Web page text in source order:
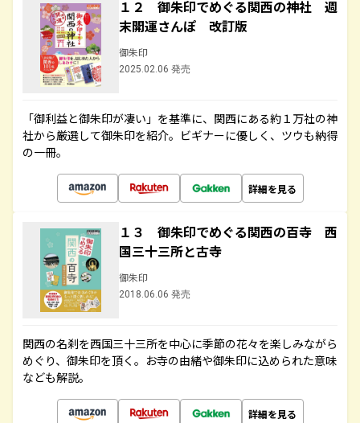
１２ 御朱印でめぐる関西の神社 週
末開運さんぽ 改訂版
御朱印
2025.02.06 発売
「御利益と御朱印が凄い」を基準に、関西にある約１万社の神
社から厳選して御朱印を紹介。ビギナーに優しく、ツウも納得
の一冊。
詳細を見る
１３ 御朱印でめぐる関西の百寺 西
国三十三所と古寺
御朱印
2018.06.06 発売
関西の名刹を西国三十三所を中心に季節の花々を楽しみながら
めぐり、御朱印を頂く。お寺の由緒や御朱印に込められた意味
なども解説。
詳細を見る